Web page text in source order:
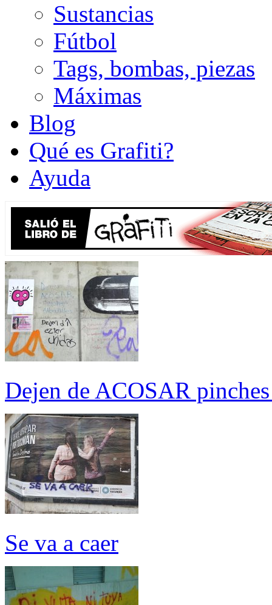
Sustancias
Fútbol
Tags, bombas, piezas
Máximas
Blog
Qué es Grafiti?
Ayuda
Dejen de ACOSAR
Se va a caer